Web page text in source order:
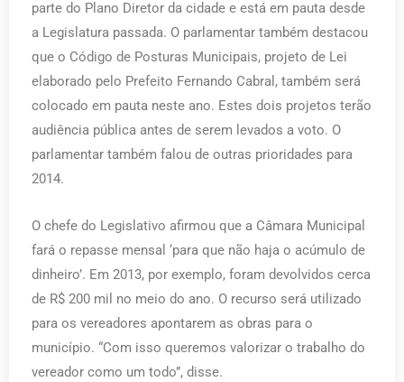
parte do Plano Diretor da cidade e está em pauta desde
a Legislatura passada. O parlamentar também destacou
que o Código de Posturas Municipais, projeto de Lei
elaborado pelo Prefeito Fernando Cabral, também será
colocado em pauta neste ano. Estes dois projetos terão
audiência pública antes de serem levados a voto. O
parlamentar também falou de outras prioridades para
2014.
O chefe do Legislativo afirmou que a Câmara Municipal
fará o repasse mensal ‘para que não haja o acúmulo de
dinheiro’. Em 2013, por exemplo, foram devolvidos cerca
de R$ 200 mil no meio do ano. O recurso será utilizado
para os vereadores apontarem as obras para o
município. “Com isso queremos valorizar o trabalho do
vereador como um todo”, disse.